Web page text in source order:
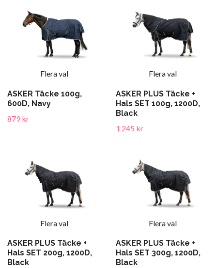
Flera val
ASKER Täcke 100g,
600D, Navy
879 kr
Flera val
ASKER PLUS Täcke +
Hals SET 100g, 1200D,
Black
1 245 kr
Flera val
ASKER PLUS Täcke +
Hals SET 200g, 1200D,
Black
Flera val
ASKER PLUS Täcke +
Hals SET 300g, 1200D,
Black